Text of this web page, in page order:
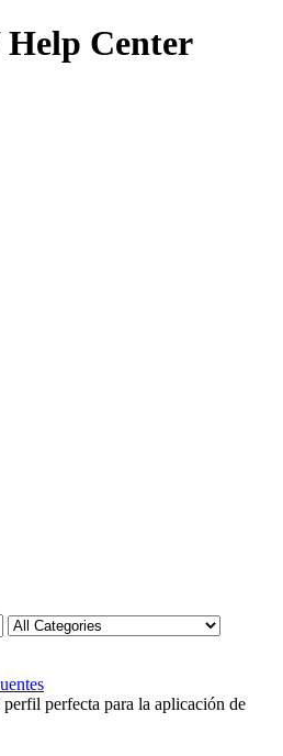
Center
perfecta para la aplicación de